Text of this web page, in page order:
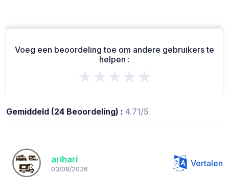
Voeg een beoordeling toe om andere gebruikers te
helpen :
★★★★★
Gemiddeld (24 Beoordeling) : 4.71/5
arihari
03/08/2026
Vertalen